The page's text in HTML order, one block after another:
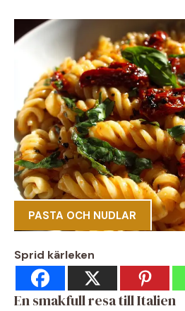
PASTA OCH NUDLAR
Sprid kärleken
En smakfull resa till Italien